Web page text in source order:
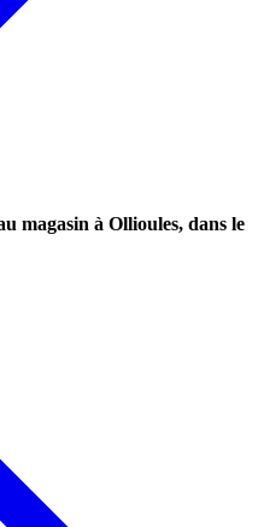
magasin à Ollioules, dans le